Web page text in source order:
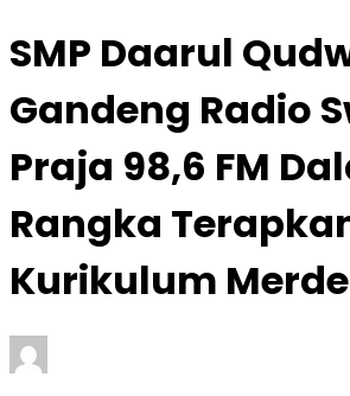
SMP Daarul
Gandeng Radio
Praja 98,6 FM
Rangka
Kurikulum